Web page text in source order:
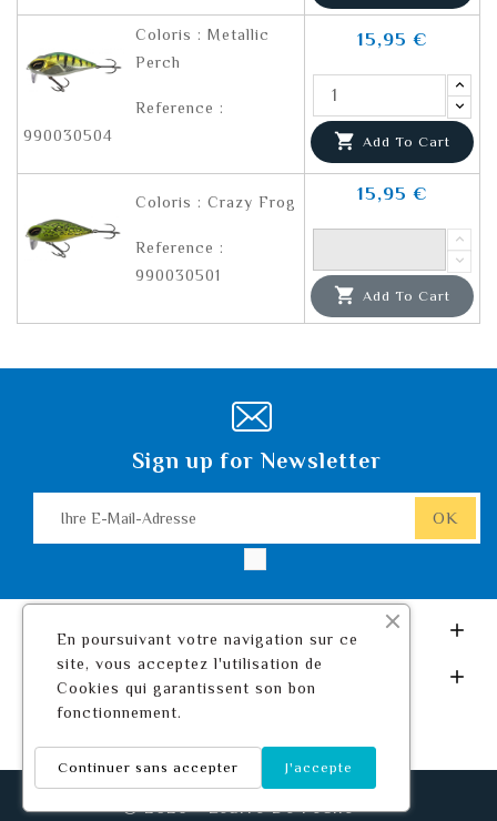
Coloris : Metallic
Perch
Reference :
990030504
15,95 €
 Add To Cart
Coloris : Crazy Frog
Reference :
990030501
15,95 €
 Add To Cart
Sign up for Newsletter

Ihr Konto 
© 2026 - Leurre De Pêche ™
En poursuivant votre navigation sur ce
site, vous acceptez l'utilisation de
Cookies qui garantissent son bon
fonctionnement.
J'accepte
Continuer sans accepter